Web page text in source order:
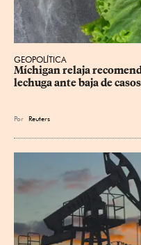
GEOPOLÍTICA
Míchigan relaja
lechuga ante baja de
Por Reuters